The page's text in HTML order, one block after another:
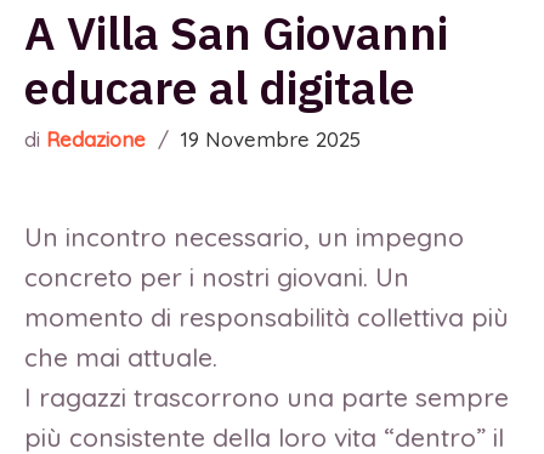
A Villa San Giovanni
educare al digitale
di Redazione / 19 Novembre 2025
Un incontro necessario, un impegno
concreto per i nostri giovani. Un
momento di responsabilità collettiva più
che mai attuale.
I ragazzi trascorrono una parte sempre
più consistente della loro vita “dentro” il